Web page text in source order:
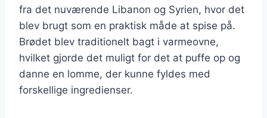
fra det nuværende Libanon og Syrien, hvor det
blev brugt som en praktisk måde at spise på.
Brødet blev traditionelt bagt i varmeovne,
hvilket gjorde det muligt for det at puffe op og
danne en lomme, der kunne fyldes med
forskellige ingredienser.